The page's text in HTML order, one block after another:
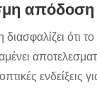
απόδοση
διασφαλίζει ότι
ενδείξεις